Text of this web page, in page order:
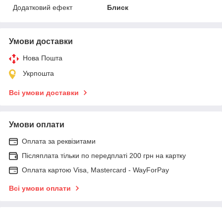
Додатковий ефект
Блиск
Умови доставки
Нова Пошта
Укрпошта
Всі умови доставки
Умови оплати
Оплата за реквізитами
Післяплата тільки по передплаті 200 грн на картку
Оплата картою Visa, Mastercard - WayForPay
Всі умови оплати